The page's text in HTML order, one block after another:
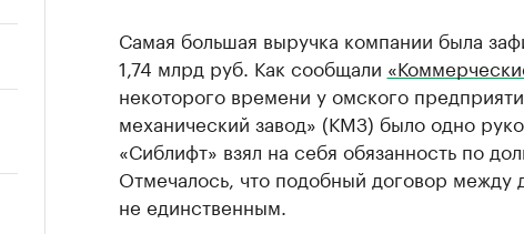
Самая большая выручка компании была
1,74 млрд руб. Как сообщали
некоторого времени у омского
механический завод» (КМЗ) было одно
«Сиблифт» взял на себя обязанность по
Отмечалось, что подобный договор между
не единственным.